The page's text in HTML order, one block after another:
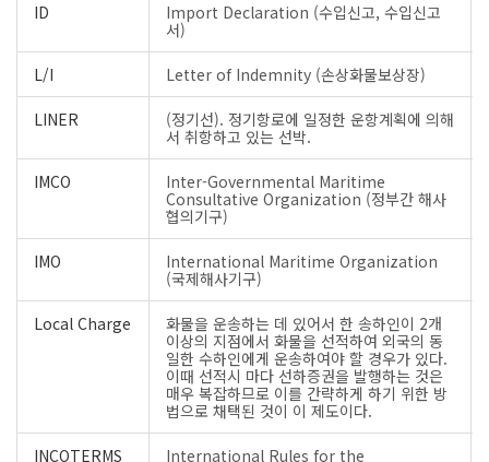
ID
Import Declaration (수입신고, 수입신고
서)
L/I Letter of Indemnity (손상화물보상장)
LINER
(정기선). 정기항로에 일정한 운항계획에 의해
서 취항하고 있는 선박.
IMCO
Inter-Governmental Maritime
Consultative Organization (정부간 해사
협의기구)
IMO
International Maritime Organization
(국제해사기구)
Local Charge
화물을 운송하는 데 있어서 한 송하인이 2개
이상의 지점에서 화물을 선적하여 외국의 동
일한 수하인에게 운송하여야 할 경우가 있다.
이때 선적시 마다 선하증권을 발행하는 것은
매우 복잡하므로 이를 간략하게 하기 위한 방
법으로 채택된 것이 이 제도이다.
INCOTERMS
International Rules for the